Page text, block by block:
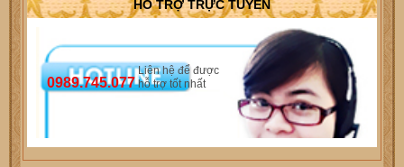
HỖ TRỢ TRỰC TUYẾN
0989.745.077
Liên hệ để được
hỗ trợ tốt nhất